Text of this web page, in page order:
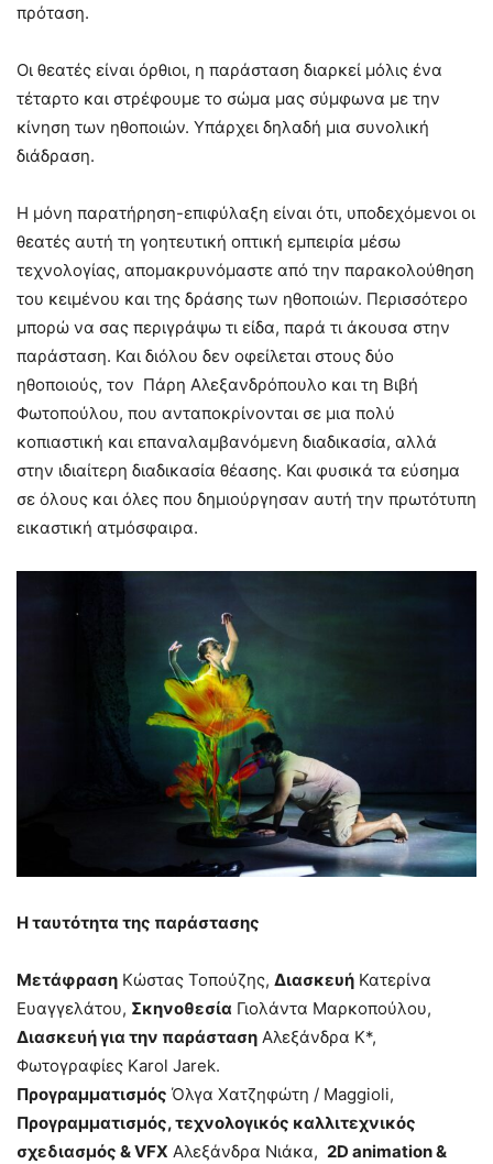
πρόταση.
Οι θεατές είναι όρθιοι, η παράσταση διαρκεί μόλις ένα
τέταρτο και στρέφουμε το σώμα μας σύμφωνα με την
κίνηση των ηθοποιών. Υπάρχει δηλαδή μια συνολική
διάδραση.
Η μόνη παρατήρηση-επιφύλαξη είναι ότι, υποδεχόμενοι οι
θεατές αυτή τη γοητευτική οπτική εμπειρία μέσω
τεχνολογίας, απομακρυνόμαστε από την παρακολούθηση
του κειμένου και της δράσης των ηθοποιών. Περισσότερο
μπορώ να σας περιγράψω τι είδα, παρά τι άκουσα στην
παράσταση. Και διόλου δεν οφείλεται στους δύο
ηθοποιούς, τον Πάρη Αλεξανδρόπουλο και τη Βιβή
Φωτοπούλου, που ανταποκρίνονται σε μια πολύ
κοπιαστική και επαναλαμβανόμενη διαδικασία, αλλά
στην ιδιαίτερη διαδικασία θέασης. Και φυσικά τα εύσημα
σε όλους και όλες που δημιούργησαν αυτή την πρωτότυπη
εικαστική ατμόσφαιρα.
Η ταυτότητα της παράστασης
Μετάφραση Κώστας Τοπούζης, Διασκευή Κατερίνα
Ευαγγελάτου, Σκηνοθεσία Γιολάντα Μαρκοπούλου,
Διασκευή για την παράσταση Αλεξάνδρα Κ*,
Φωτογραφίες Karol Jarek.
Προγραμματισμός Όλγα Χατζηφώτη / Maggioli,
Προγραμματισμός, τεχνολογικός καλλιτεχνικός
σχεδιασμός & VFX Αλεξάνδρα Νιάκα, 2D animation &